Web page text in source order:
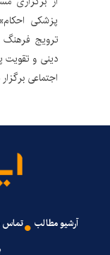
پزشکی
ترویج فرهنگ
دینی و تقویت
اجتماعی
آرشیو مطالب تماس